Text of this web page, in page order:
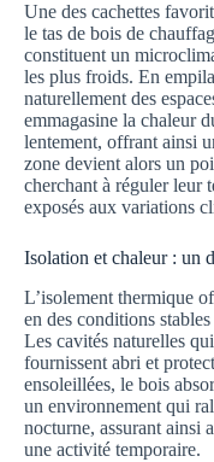
Une des cachettes
le tas de bois de
constituent un
les plus froids. En
naturellement des
emmagasine la chaleur
lentement, offrant ainsi
zone devient alors un
cherchant à réguler leur
exposés aux variations
Isolation et chaleur : un
L’isolement thermique
en des conditions
Les cavités naturelles
fournissent abri et
ensoleillées, le bois
un environnement qui
nocturne, assurant ainsi
une activité temporaire.